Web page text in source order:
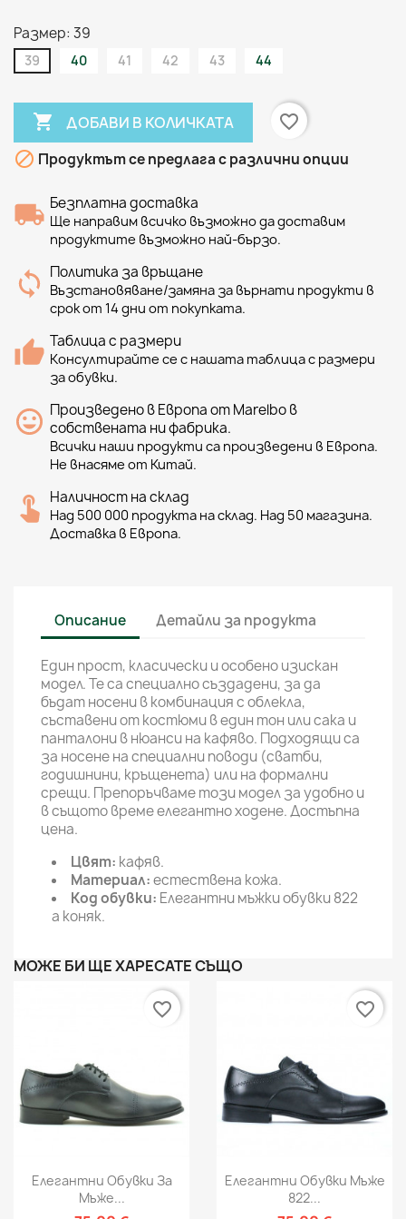
Размер: 39
39 40 41 42 43 44
 ДОБАВИ В КОЛИЧКАТА
favorite_border
 Продуктът се предлага с различни опции
Безплатна доставка
Ще направим всичко възможно да доставим
продуктите възможно най-бързо.
Политика за връщане
Възстановяване/замяна за върнати продукти в
срок от 14 дни от покупката.
Таблица с размери
Консултирайте се с нашата таблица с размери
за обувки.
Произведено в Европа от Marelbo в
собствената ни фабрика.
Всички наши продукти са произведени в Европа.
Не внасяме от Китай.
Наличност на склад
Над 500 000 продукта на склад. Над 50 магазина.
Доставка в Европа.
Описание Детайли за продукта
Един прост, класически и особено изискан
модел. Те са специално създадени, за да
бъдат носени в комбинация с облекла,
съставени от костюми в един тон или сака и
панталони в нюанси на кафяво. Подходящи са
за носене на специални поводи (сватби,
годишнини, кръщенета) или на формални
срещи. Препоръчваме този модел за удобно и
в същото време елегантно ходене. Достъпна
цена.
Цвят: кафяв.
Материал:естествена кожа.
Код обувки: Елегантни мъжки обувки 822
a коняк.
МОЖЕ БИ ЩЕ ХАРЕСАТЕ СЪЩО
Елегантни Обувки За
Мъже...
favorite_border
Елегантни Обувки Мъже
822...
favorite_border